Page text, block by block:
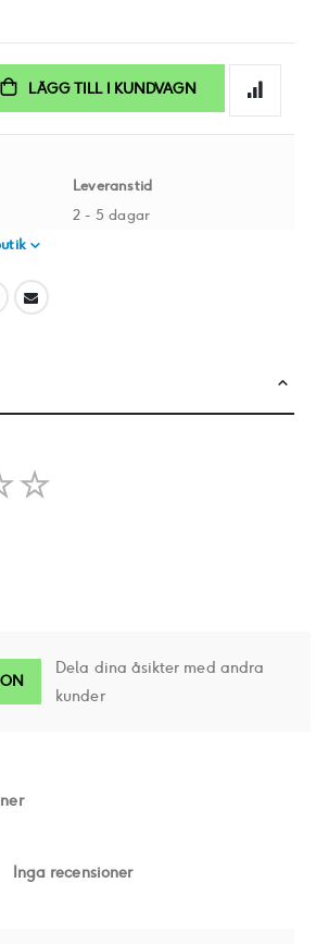
LÄGG TILL I KUNDVAGN
Leveranstid
2 - 5 dagar
Dela dina åsikter med andra
kunder
Inga recensioner